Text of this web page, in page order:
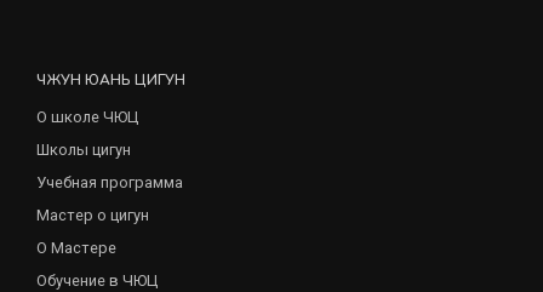
ЧЖУН ЮАНЬ ЦИГУН
О школе ЧЮЦ
Школы цигун
Учебная программа
Мастер о цигун
О Мастере
Обучение в ЧЮЦ